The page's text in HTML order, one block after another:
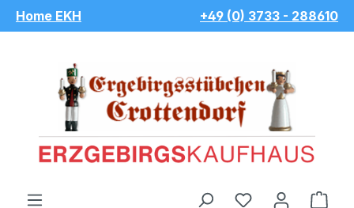
Zum Hauptinhalt springen
Home EKH +49 (0) 3733 - 288610
Du hast 0